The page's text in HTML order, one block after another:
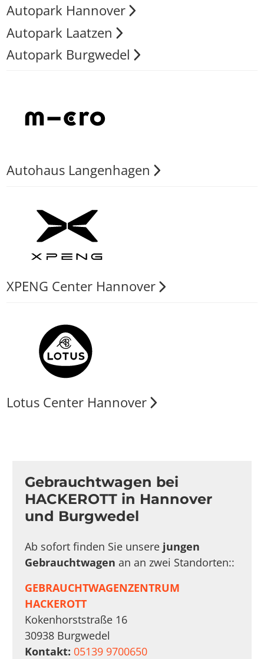
Autopark Hannover
Autopark Laatzen
Autopark Burgwedel
Autohaus Langenhagen
XPENG Center Hannover
Lotus Center Hannover
Gebrauchtwagen bei
HACKEROTT in Hannover
und Burgwedel
Ab sofort finden Sie unsere jungen
Gebrauchtwagen an an zwei Standorten::
GEBRAUCHTWAGENZENTRUM
HACKEROTT
Kokenhorststraße 16
30938 Burgwedel
Kontakt: 05139 9700650